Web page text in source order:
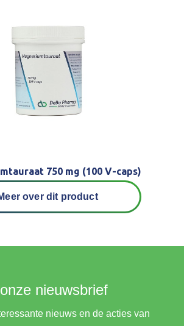
750 mg (100 V-caps)
over dit product
nieuwsbrief
nieuws en de acties van